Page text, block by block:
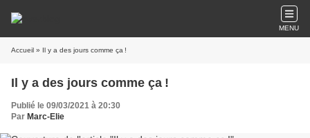
MENU
Accueil » Il y a des jours comme ça !
Il y a des jours comme ça !
Publié le 09/03/2021 à 20:30
Par Marc-Elie